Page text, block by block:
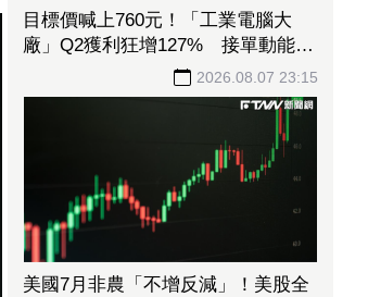
目標價喊上760元！「工業電腦大
廠」Q2獲利狂增127% 接單動能強
2026.08.07 23:15
美國7月非農「不增反減」！美股全